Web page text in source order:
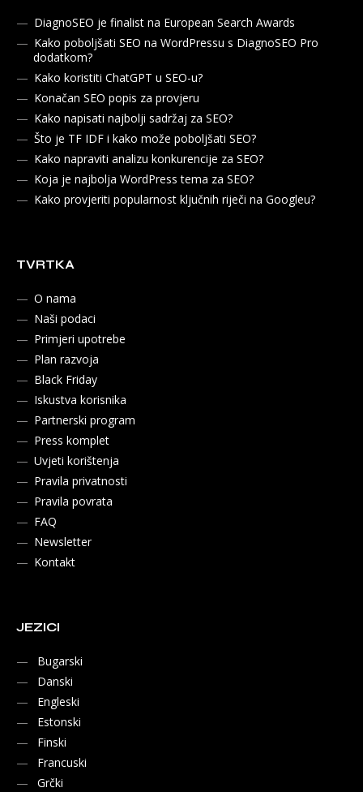
DiagnoSEO je finalist na European Search Awards
Kako poboljšati SEO na WordPressu s DiagnoSEO Pro
dodatkom?
Kako koristiti ChatGPT u SEO-u?
Konačan SEO popis za provjeru
Kako napisati najbolji sadržaj za SEO?
Što je TF IDF i kako može poboljšati SEO?
Kako napraviti analizu konkurencije za SEO?
Koja je najbolja WordPress tema za SEO?
Kako provjeriti popularnost ključnih riječi na Googleu?
TVRTKA
O nama
Naši podaci
Primjeri upotrebe
Plan razvoja
Black Friday
Iskustva korisnika
Partnerski program
Press komplet
Uvjeti korištenja
Pravila privatnosti
Pravila povrata
FAQ
Newsletter
Kontakt
JEZICI
Bugarski
Danski
Engleski
Estonski
Finski
Francuski
Grčki